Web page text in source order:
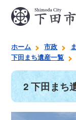
ホーム 市政
下田まち遺産一覧
2 下田ま